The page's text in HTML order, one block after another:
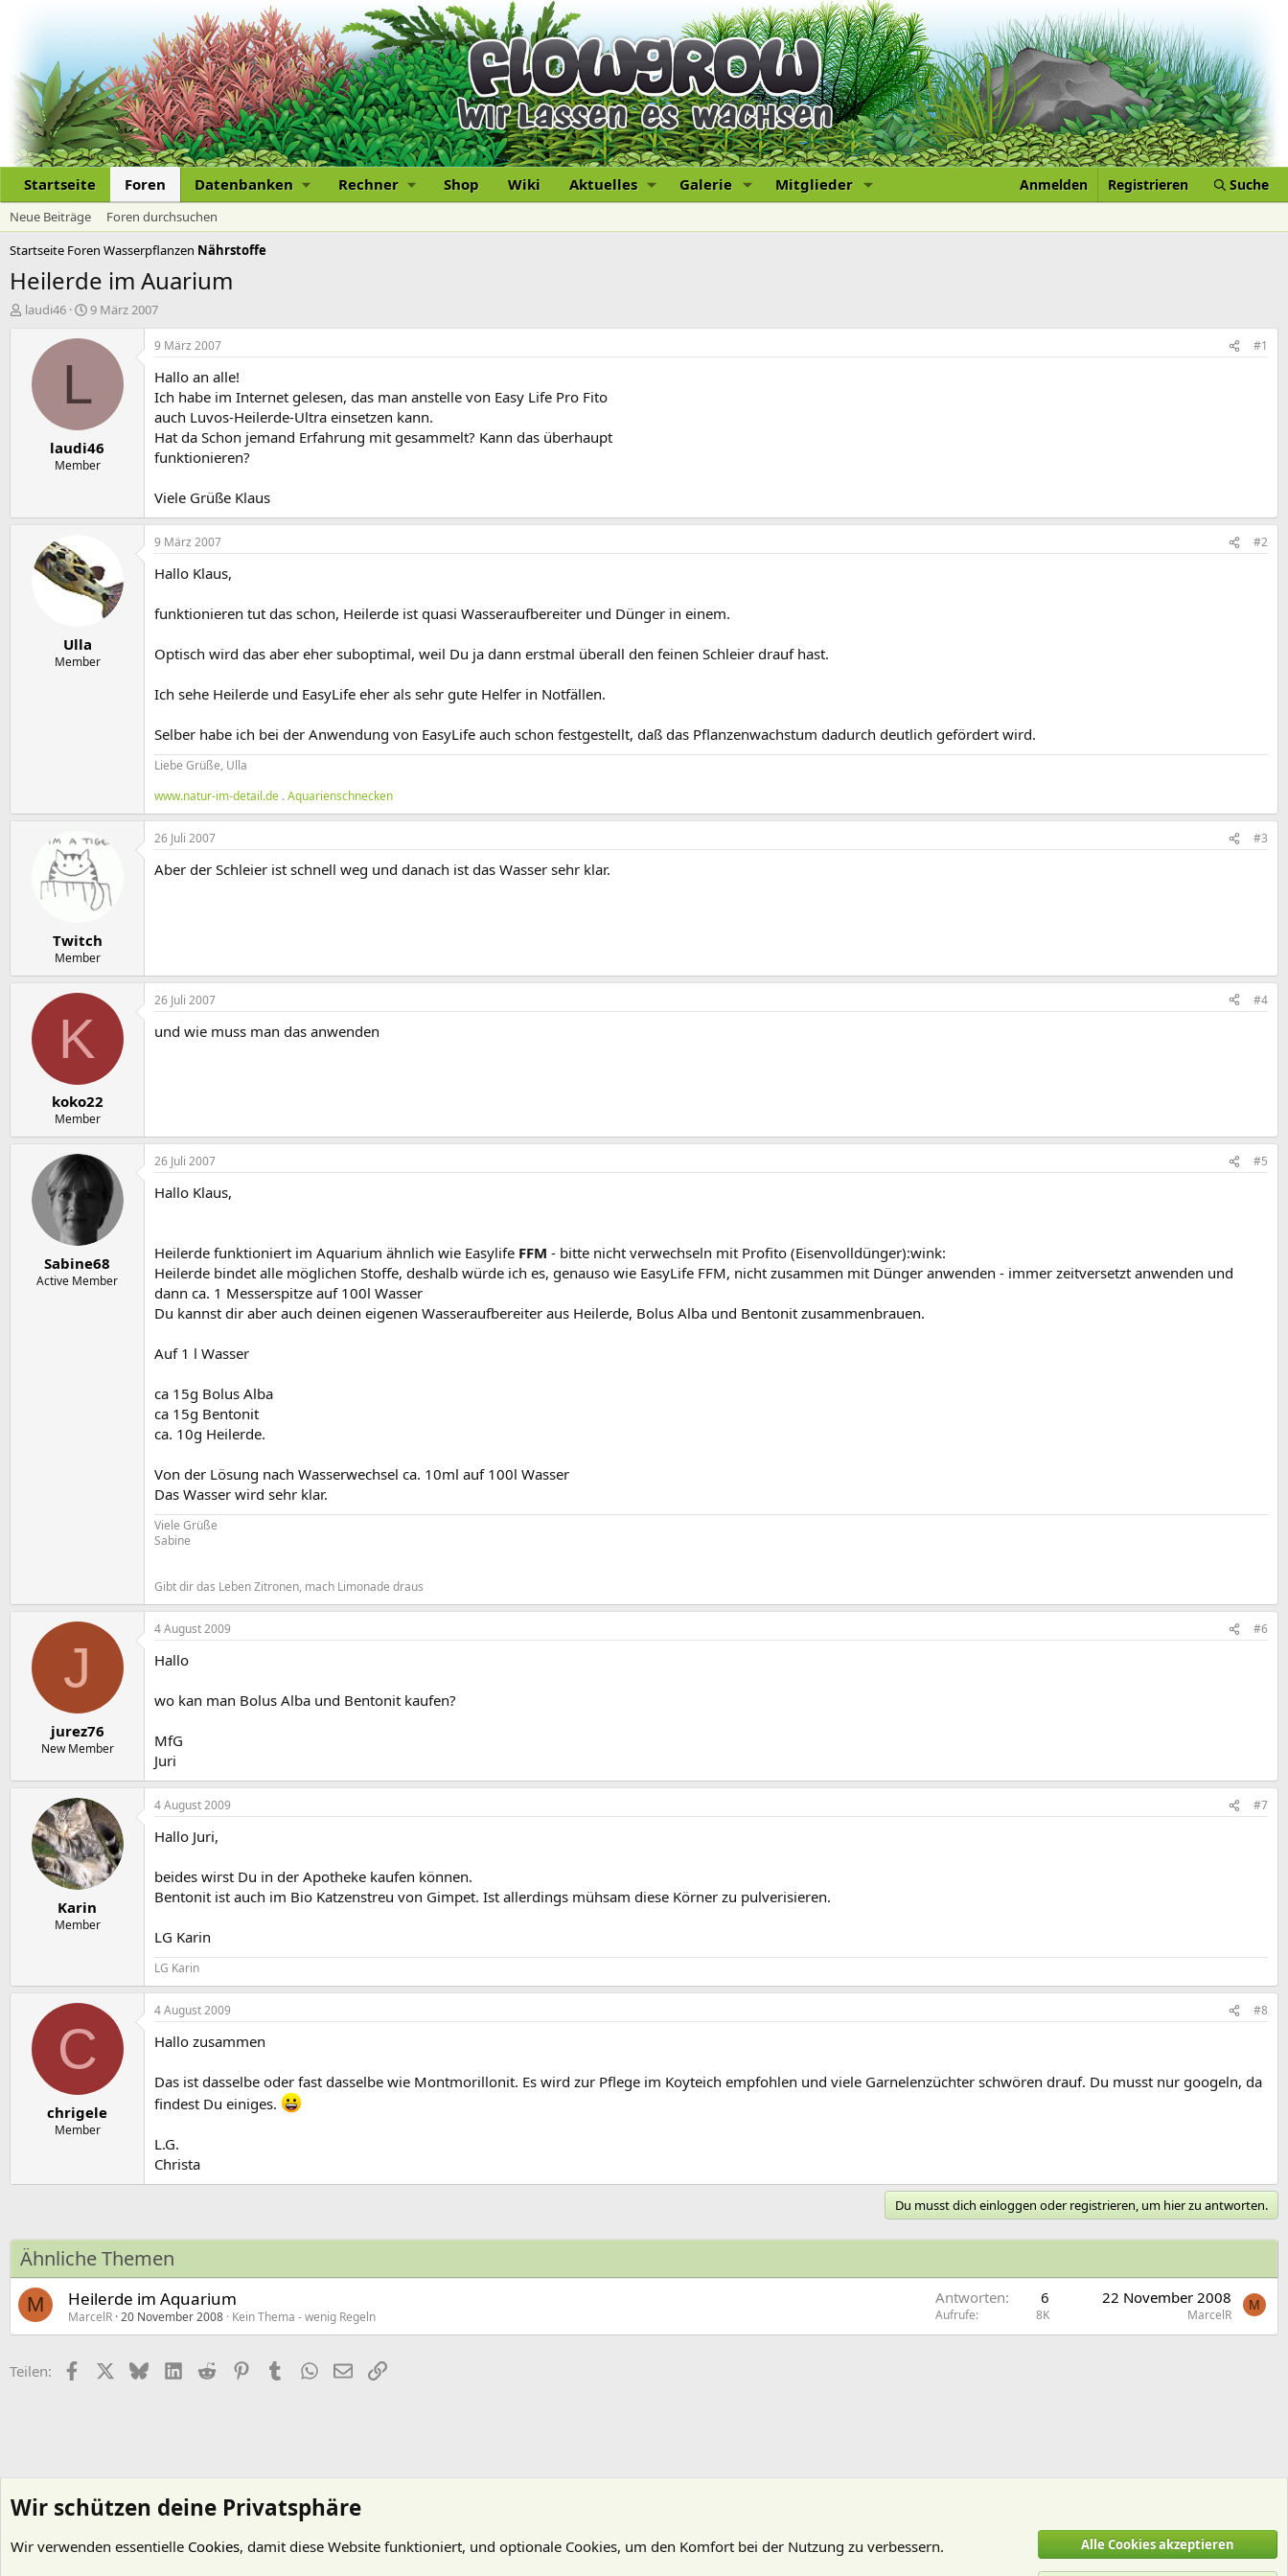
Startseite Foren Datenbanken Rechner Shop Wiki Aktuelles Galerie Mitglieder Anmelden Registrieren Suche
Neue Beiträge
Foren durchsuchen
Startseite Foren Wasserpflanzen Nährstoffe
Heilerde im Auarium
E
laudi46
E
s
l
t
a
m
9 März 2007
L
laudi46
Member
9 März 2007 #1
Hallo an alle!
Ich habe im Internet gelesen, das man anstelle von Easy Life Pro Fito
auch Luvos-Heilerde-Ultra einsetzen kann.
Hat da Schon jemand Erfahrung mit gesammelt? Kann das überhaupt
funktionieren?
Viele Grüße Klaus
Ulla
Member
9 März 2007 #2
Hallo Klaus,
funktionieren tut das schon, Heilerde ist quasi Wasseraufbereiter und Dünger in einem.
Optisch wird das aber eher suboptimal, weil Du ja dann erstmal überall den feinen Schleier drauf hast.
Ich sehe Heilerde und EasyLife eher als sehr gute Helfer in Notfällen.
Selber habe ich bei der Anwendung von EasyLife auch schon festgestellt, daß das Pflanzenwachstum dadurch deutlich gefördert wird.
Liebe Grüße, Ulla
www.natur-im-detail.de .Aquarienschnecken
Twitch
Member
26 Juli 2007 #3
Aber der Schleier ist schnell weg und danach ist das Wasser sehr klar.
K
koko22
Member
26 Juli 2007 #4
und wie muss man das anwenden
Sabine68
Active Member
26 Juli 2007 #5
Hallo Klaus,
Heilerde funktioniert im Aquarium ähnlich wie Easylife FFM - bitte nicht verwechseln mit Profito (Eisenvolldünger):wink:
Heilerde bindet alle möglichen Stoffe, deshalb würde ich es, genauso wie EasyLife FFM, nicht zusammen mit Dünger anwenden - immer zeitversetzt anwenden und
dann ca. 1 Messerspitze auf 100l Wasser
Du kannst dir aber auch deinen eigenen Wasseraufbereiter aus Heilerde, Bolus Alba und Bentonit zusammenbrauen.
Auf 1 l Wasser
ca 15g Bolus Alba
ca 15g Bentonit
ca. 10g Heilerde.
Von der Lösung nach Wasserwechsel ca. 10ml auf 100l Wasser
Das Wasser wird sehr klar.
Viele Grüße
Sabine
Gibt dir das Leben Zitronen, mach Limonade draus
J
jurez76
New Member
4 August 2009 #6
Hallo
wo kan man Bolus Alba und Bentonit kaufen?
MfG
Juri
Karin
Member
4 August 2009 #7
Hallo Juri,
beides wirst Du in der Apotheke kaufen können.
Bentonit ist auch im Bio Katzenstreu von Gimpet. Ist allerdings mühsam diese Körner zu pulverisieren.
LG Karin
LG Karin
C
chrigele
Member
4 August 2009 #8
Hallo zusammen
Das ist dasselbe oder fast dasselbe wie Montmorillonit. Es wird zur Pflege im Koyteich empfohlen und viele Garnelenzüchter schwören drauf. Du musst nur googeln, da
findest Du einiges.
L.G.
Christa
Du musst dich einloggen oder registrieren, um hier zu antworten.
Ähnliche Themen
M Heilerde im Aquarium
MarcelR 20 November 2008 Kein Thema - wenig Regeln
Antworten 6
Aufrufe 8K
22 November 2008
MarcelR
M
Teilen: FacebookX (Twitter)
BlueskyLinkedIn
Reddit PinterestTumblrWhatsApp
E-MailLink
Nährstoffe
Wir schützen deine Privatsphäre
Wir verwenden essentielle Cookies, damit diese Website funktioniert, und optionale Cookies, um den Komfort bei der Nutzung zu verbessern.
Alle Cookies akzeptieren